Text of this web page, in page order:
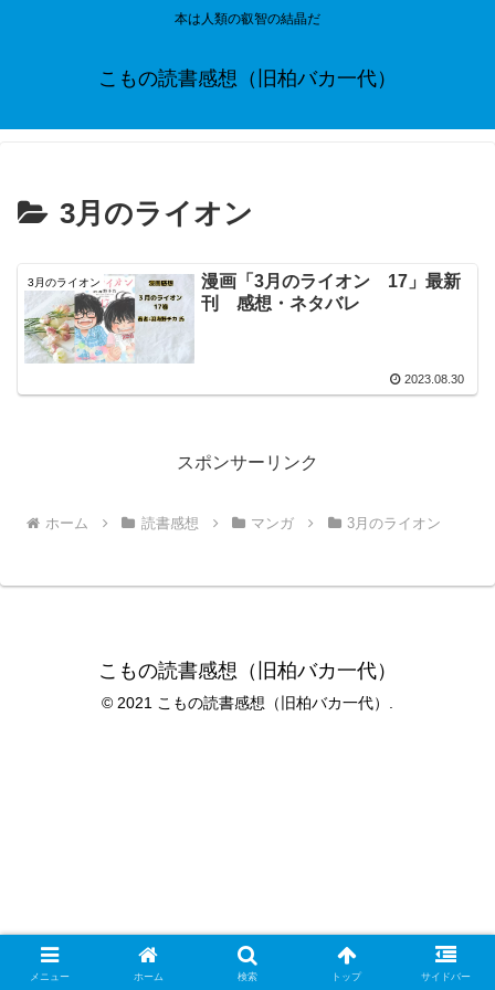
本は人類の叡智の結晶だ
こもの読書感想（旧柏バカ一代）
3月のライオン
3月のライオン
漫画「3月のライオン 17」最新
刊 感想・ネタバレ
2023.08.30
スポンサーリンク
ホーム 読書感想 マンガ 3月のライオン
こもの読書感想（旧柏バカ一代）
© 2021 こもの読書感想（旧柏バカ一代）.
メニュー ホーム 検索 トップ サイドバー